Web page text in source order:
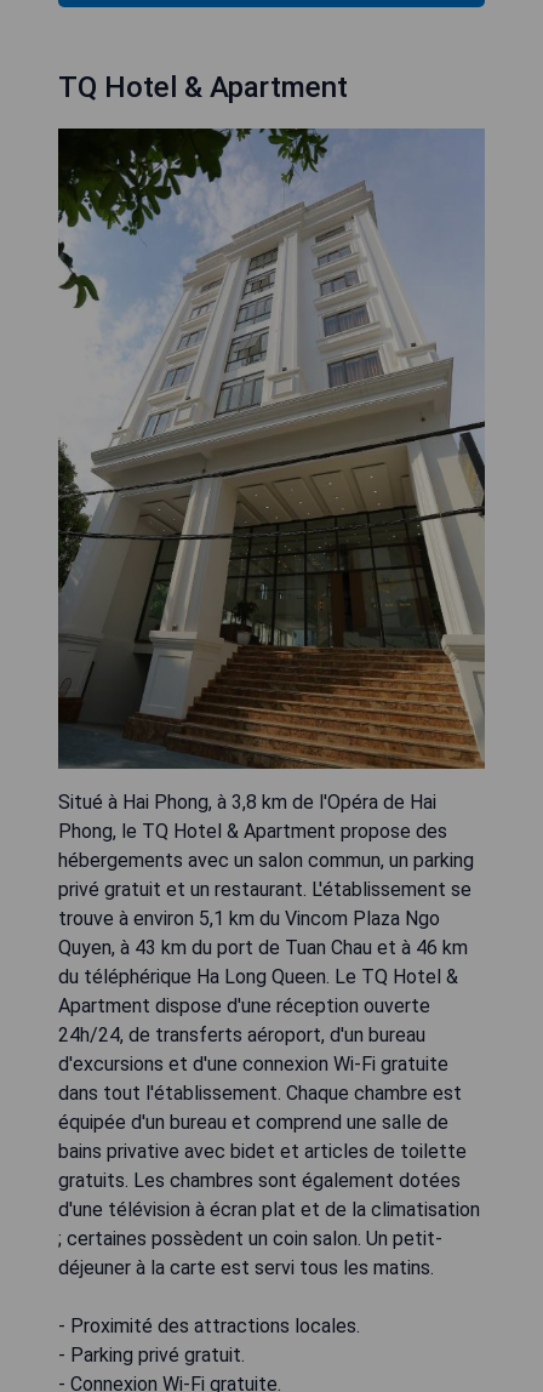
TQ Hotel & Apartment
Situé à Hai Phong, à 3,8 km de l'Opéra de Hai
Phong, le TQ Hotel & Apartment propose des
hébergements avec un salon commun, un parking
privé gratuit et un restaurant. L'établissement se
trouve à environ 5,1 km du Vincom Plaza Ngo
Quyen, à 43 km du port de Tuan Chau et à 46 km
du téléphérique Ha Long Queen. Le TQ Hotel &
Apartment dispose d'une réception ouverte
24h/24, de transferts aéroport, d'un bureau
d'excursions et d'une connexion Wi-Fi gratuite
dans tout l'établissement. Chaque chambre est
équipée d'un bureau et comprend une salle de
bains privative avec bidet et articles de toilette
gratuits. Les chambres sont également dotées
d'une télévision à écran plat et de la climatisation
; certaines possèdent un coin salon. Un petit-
déjeuner à la carte est servi tous les matins.
- Proximité des attractions locales.
- Parking privé gratuit.
- Connexion Wi-Fi gratuite.